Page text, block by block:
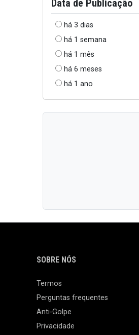
Data de Publicação
há 3 dias
há 1 semana
há 1 mês
há 6 meses
há 1 ano
SOBRE NÓS
Termos
Perguntas frequentes
Anti-Golpe
Privacidade